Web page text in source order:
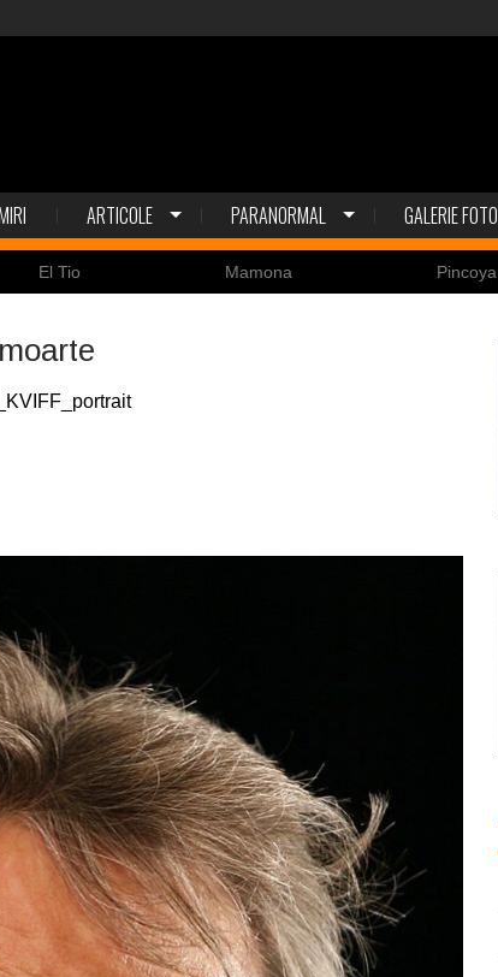
ARTICOLE PARANORMAL GALERIE FOTO